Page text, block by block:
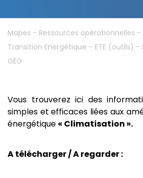
Mapes - Ressources opérationnelles -
Transition Energétique - ETE (outils) -
GEG
Vous trouverez ici des
simples et efficaces liées aux
énergétique « Climatisation ».
A télécharger / A regarder :